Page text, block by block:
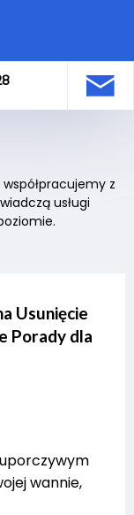
z
usługi
Usunięcie
Porady dla
wannie,